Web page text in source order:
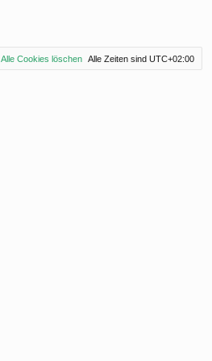
Alle Zeiten sind UTC+02:00
Alle Cookies löschen